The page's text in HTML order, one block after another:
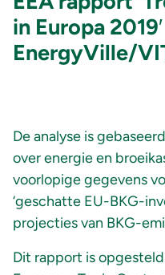
in Europa
EnergyVille/
De analyse is
over energie en
voorlopige gegevens
‘geschatte EU-BKG-
projecties van BKG-
Dit rapport is